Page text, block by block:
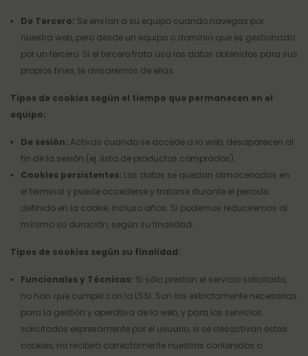
De Tercero: Se envían a su equipo cuando navegas por
nuestra web, pero desde un equipo o dominio que es gestionado
por un tercero. Si el tercero trata usa los datos obtenidos para sus
propios fines, te avisaremos de ellas.
Tipos de cookies según el tiempo que permanecen en el
equipo:
De sesión: Activas cuando se accede a la web, desaparecen al
fin de la sesión (ej. lista de productos comprados).
Cookies persistentes: Los datos se quedan almacenados en
el terminal y puede accederse y tratarse durante el periodo
definido en la cookie, incluso años. Si podemos reduciremos al
mínimo su duración, según su finalidad.
Tipos de cookies según su finalidad:
Funcionales y Técnicas: Si sólo prestan el servicio solicitado,
no han que cumplir con la LSSI. Son las estrictamente necesarias
para la gestión y operativa de la web, y para los servicios
solicitados expresamente por el usuario, si se desactivan estas
cookies, no recibirá correctamente nuestros contenidos o